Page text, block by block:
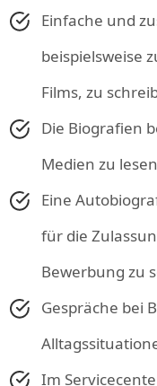
Einfache und
beispielsweise
Films, zu
Die Biografien
Medien zu
Eine
für die
Bewerbung zu
Gespräche bei
Im